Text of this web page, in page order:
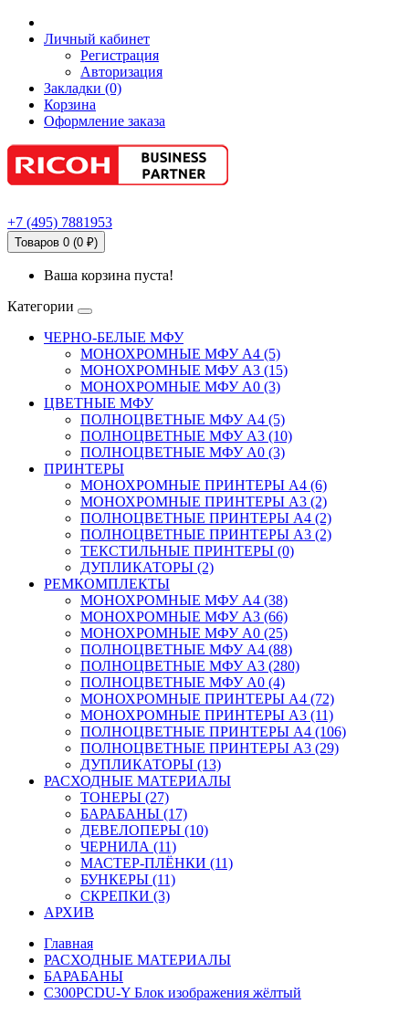
Личный кабинет
Регистрация
Авторизация
Закладки (0)
Корзина
Оформление заказа
+7 (495) 7881953
Товаров 0 (0 ₽)
Ваша корзина пуста!
Категории
ЧЕРНО-БЕЛЫЕ МФУ
МОНОХРОМНЫЕ МФУ А4 (5)
МОНОХРОМНЫЕ МФУ А3 (15)
МОНОХРОМНЫЕ МФУ А0 (3)
ЦВЕТНЫЕ МФУ
ПОЛНОЦВЕТНЫЕ МФУ А4 (5)
ПОЛНОЦВЕТНЫЕ МФУ А3 (10)
ПОЛНОЦВЕТНЫЕ МФУ А0 (3)
ПРИНТЕРЫ
МОНОХРОМНЫЕ ПРИНТЕРЫ А4 (6)
МОНОХРОМНЫЕ ПРИНТЕРЫ А3 (2)
ПОЛНОЦВЕТНЫЕ ПРИНТЕРЫ А4 (2)
ПОЛНОЦВЕТНЫЕ ПРИНТЕРЫ А3 (2)
ТЕКСТИЛЬНЫЕ ПРИНТЕРЫ (0)
ДУПЛИКАТОРЫ (2)
РЕМКОМПЛЕКТЫ
МОНОХРОМНЫЕ МФУ А4 (38)
МОНОХРОМНЫЕ МФУ А3 (66)
МОНОХРОМНЫЕ МФУ А0 (25)
ПОЛНОЦВЕТНЫЕ МФУ А4 (88)
ПОЛНОЦВЕТНЫЕ МФУ А3 (280)
ПОЛНОЦВЕТНЫЕ МФУ А0 (4)
МОНОХРОМНЫЕ ПРИНТЕРЫ А4 (72)
МОНОХРОМНЫЕ ПРИНТЕРЫ А3 (11)
ПОЛНОЦВЕТНЫЕ ПРИНТЕРЫ А4 (106)
ПОЛНОЦВЕТНЫЕ ПРИНТЕРЫ А3 (29)
ДУПЛИКАТОРЫ (13)
РАСХОДНЫЕ МАТЕРИАЛЫ
ТОНЕРЫ (27)
БАРАБАНЫ (17)
ДЕВЕЛОПЕРЫ (10)
ЧЕРНИЛА (11)
МАСТЕР-ПЛЁНКИ (11)
БУНКЕРЫ (11)
СКРЕПКИ (3)
АРХИВ
Главная
РАСХОДНЫЕ МАТЕРИАЛЫ
БАРАБАНЫ
C300PCDU-Y Блок изображения жёлтый